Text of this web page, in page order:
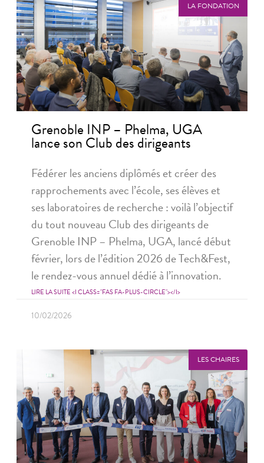
LA FONDATION
Grenoble INP – Phelma, UGA
lance son Club des dirigeants
Fédérer les anciens diplômés et créer des
rapprochements avec l’école, ses élèves et
ses laboratoires de recherche : voilà l’objectif
du tout nouveau Club des dirigeants de
Grenoble INP – Phelma, UGA, lancé début
février, lors de l’édition 2026 de Tech&Fest,
le rendez-vous annuel dédié à l’innovation.
LIRE LA SUITE <I CLASS="FAS FA-PLUS-CIRCLE"></I>
10/02/2026
LES CHAIRES